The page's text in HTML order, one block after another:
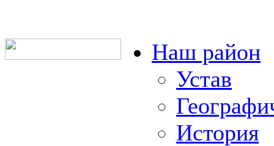
Наш район
Устав
История